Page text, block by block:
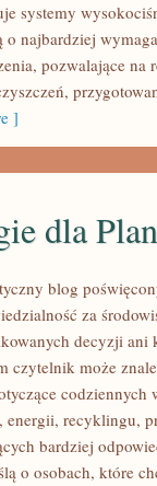
systemy
o najbardziej
pozwalające na
]
dla
blog
za
decyzji ani
czytelnik może
energii, recyklingu,
bardziej
o osobach, które